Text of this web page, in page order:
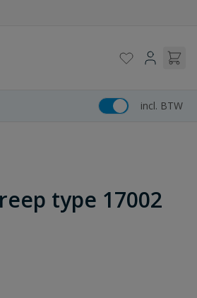
incl. BTW
type 17002